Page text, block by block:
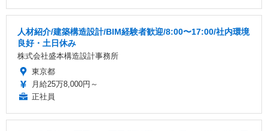
人材紹介/建築構造設計/BIM経験者歓迎/8:00〜17:00/社内環境
良好・土日休み
株式会社盛本構造設計事務所
東京都
月給25万8,000円～
正社員